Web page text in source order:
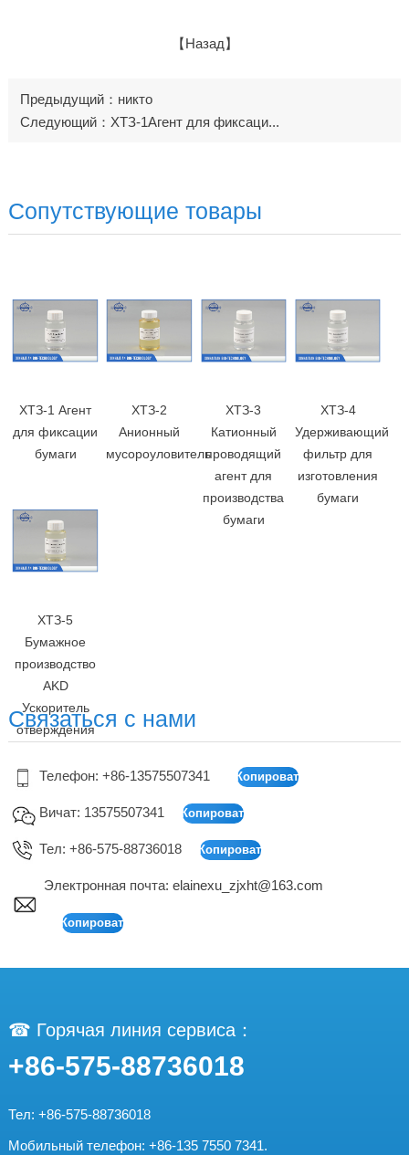
【Назад】
Предыдущий：никто
Следующий：ХТЗ-1Агент для фиксаци...
Сопутствующие товары
ХТЗ-1 Агент
для фиксации
бумаги
ХТЗ-2
Анионный
мусороуловитель
ХТЗ-3
Катионный
проводящий
агент для
производства
бумаги
ХТЗ-4
Удерживающий
фильтр для
изготовления
бумаги
ХТЗ-5
Бумажное
производство
AKD
Ускоритель
отверждения
Связаться с нами
Телефон: +86-13575507341
Вичат: 13575507341
Тел: +86-575-88736018
Электронная почта: elainexu_zjxht@163.com
☎ Горячая линия сервиса：
+86-575-88736018
Тел: +86-575-88736018
Мобильный телефон: +86-135 7550 7341.